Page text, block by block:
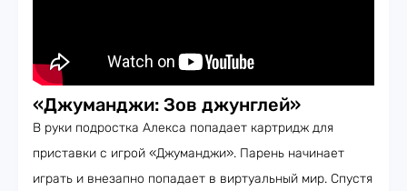
«Джуманджи: Зов джунглей»
В руки подростка Алекса попадает картридж для
приставки с игрой «Джуманджи». Парень начинает
играть и внезапно попадает в виртуальный мир. Спустя